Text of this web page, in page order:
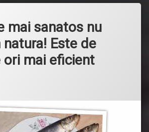
mai sanatos nu
Este de
ori mai eficient